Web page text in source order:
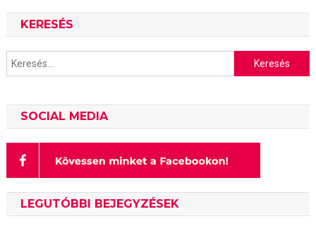
KERESÉS
Keresés:
SOCIAL MEDIA
LEGUTÓBBI BEJEGYZÉSEK